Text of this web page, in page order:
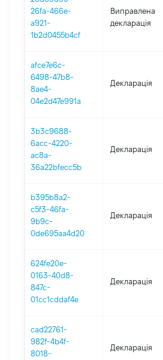
26fa-466e-
a921-
1b2d0455b4cf
Виправлена
декларація
afce7e6c-
6498-47b8-
8ae4-
04e2d47e991a
Декларація
3b3c9688-
6acc-4220-
ac8a-
36a22bfecc5b
Декларація
b395b8a2-
c5f3-46fa-
9b9c-
0de695aa4d20
Декларація
624fe20e-
0163-40d8-
847c-
01cc1cddaf4e
Декларація
cad22761-
982f-4b4f-
8018-
Декларація